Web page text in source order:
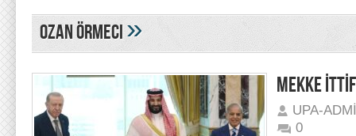
ozan örmeci»
MEKKE
UPA-
0